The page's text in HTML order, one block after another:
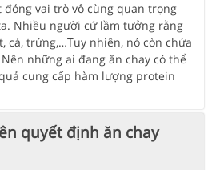
vai trò vô cùng quan trọng
Nhiều người cứ lầm tưởng rằng
cá, trứng,…Tuy nhiên, nó còn chứa
những ai đang ăn chay có thể
cung cấp hàm lượng protein
quyết định ăn chay